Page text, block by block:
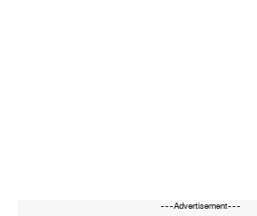
---Advertisement---